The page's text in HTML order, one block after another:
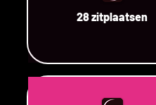
28 zitplaatsen